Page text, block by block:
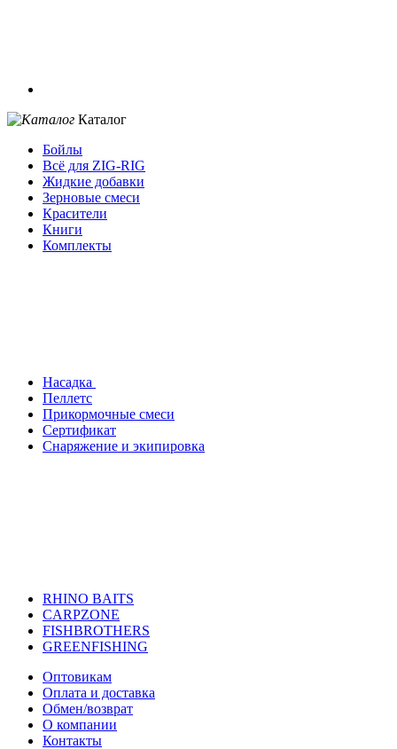
Каталог
Бойлы
Всё для ZIG-RIG
Жидкие добавки
Зерновые смеси
Красители
Книги
Комплекты
Насадка
Пеллетс
Прикормочные смеси
Сертификат
Снаряжение и экипировка
RHINO BAITS
CARPZONE
FISHBROTHERS
GREENFISHING
Оптовикам
Оплата и доставка
Обмен/возврат
О компании
Контакты